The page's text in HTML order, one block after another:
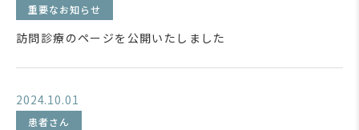
重要なお知らせ
訪問診療のページを公開いたしました
2024.10.01
患者さん